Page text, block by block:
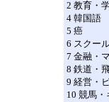
2 教育・
4 韓国語
5 癌
6 スクー
7 金融・
8 鉄道・
9 経営・
10 競馬